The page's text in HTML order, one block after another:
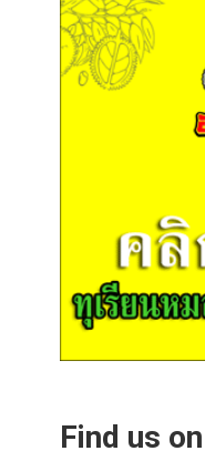
Find us